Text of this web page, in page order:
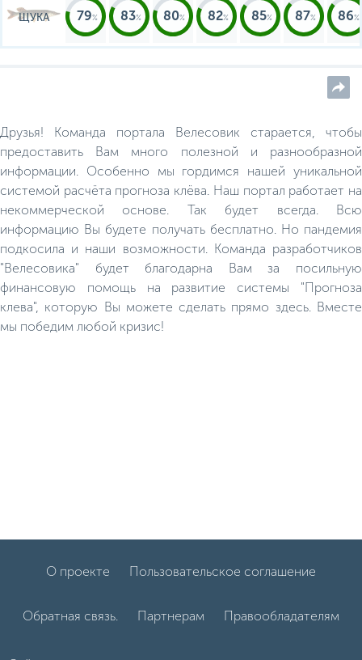
ЩУКА 79 83 80 82 85 87 86
Друзья! Команда портала Велесовик старается, чтобы
предоставить Вам много полезной и разнообразной
информации. Особенно мы гордимся нашей уникальной
системой расчёта прогноза клёва. Наш портал работает на
некоммерческой основе. Так будет всегда. Всю
информацию Вы будете получать бесплатно. Но пандемия
подкосила и наши возможности. Команда разработчиков
"Велесовика" будет благодарна Вам за посильную
финансовую помощь на развитие системы "Прогноза
клева", которую Вы можете сделать прямо здесь. Вместе
мы победим любой кризис!
О проекте Пользовательское соглашение
Обратная связь. Партнерам Правообладателям